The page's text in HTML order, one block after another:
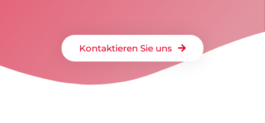
Kontaktieren Sie uns